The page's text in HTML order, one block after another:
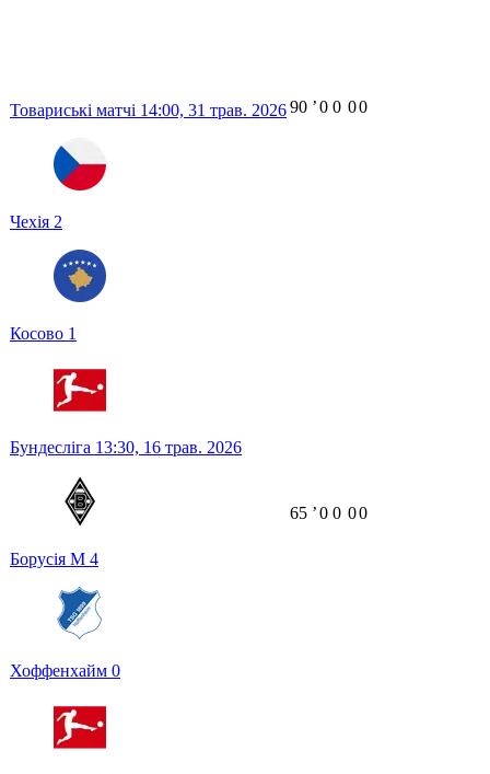
Товариські матчі 14:00, 31 трав. 2026
Чехія 2
Косово 1
90 ʼ0 0 00
Бундесліга 13:30, 16 трав. 2026
Борусія М 4
Хоффенхайм 0
65 ʼ0 0 00